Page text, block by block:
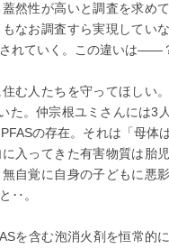
然性が高いと調査を求め
なお調査すら実現してい
れていく。この違いは――
む人たちを守ってほしい
た。仲宗根ユミさんには3
の存在。それは「母体
入ってきた有害物質は胎
自覚に自身の子どもに悪
‥。
を含む泡消火剤を恒常的